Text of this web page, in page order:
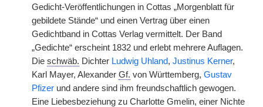
Gedicht-Veröffentlichungen in Cottas „Morgenblatt für
gebildete Stände“ und einen Vertrag über einen
Gedichtband in Cottas Verlag vermittelt. Der Band
„Gedichte“ erscheint 1832 und erlebt mehrere Auflagen.
Die schwäb. Dichter Ludwig Uhland, Justinus Kerner,
Karl Mayer, Alexander Gf. von Württemberg, Gustav
Pfizer und andere sind ihm freundschaftlich gewogen.
Eine Liebesbeziehung zu Charlotte Gmelin, einer Nichte